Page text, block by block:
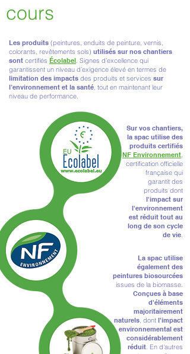
Les produits (peintures, enduits de peinture, vernis,
colorants, revêtements sols) utilisés sur nos chantiers
sont certifiés Écolabel. Signes d’excellence qui
garantissent un niveau d’exigence élevé en termes de
limitation des impacts des produits et services sur
l’environnement et la santé, tout en maintenant leur
niveau de performance.
Sur vos chantiers,
la spac utilise des
produits certifiés
NF Environnement,
certification officielle
française qui
garantit des
produits dont
l'impact sur
l'environnement
est réduit tout au
long de son cycle
de vie.
La spac utilise
également des
peintures biosourcées
issues de la biomasse.
Conçues à base
d'éléments
majoritairement
naturels, dont l'impact
environnemental est
considérablement
réduit. En d'autres
cours